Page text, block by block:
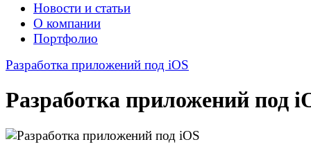
Новости и статьи
О компании
Портфолио
Разработка приложений под iOS
Разработка приложений под